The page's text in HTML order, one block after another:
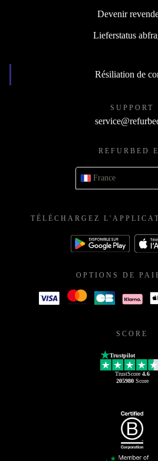
Devenir
Lieferstatus
Résiliation de
SUPPORT
REFURBED
France
TÉLÉCHARGEZ
OPTIONS DE
SCORE
Trustpilot
TrustScore 4.6
205980Score